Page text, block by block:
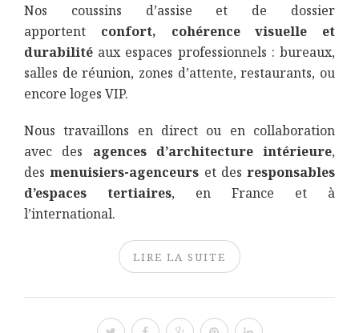
Nos coussins d’assise et de dossier
apportent confort, cohérence visuelle et
durabilité aux espaces professionnels : bureaux,
salles de réunion, zones d’attente, restaurants, ou
encore loges VIP.
Nous travaillons en direct ou en collaboration
avec des agences d’architecture intérieure,
desmenuisiers-agenceurs et des responsables
d’espaces tertiaires, en France et à
l’international.
LIRE LA SUITE